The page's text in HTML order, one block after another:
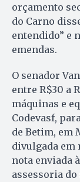
orçamento
do Carno
entendido” e
emendas.
O senador
entre R$30 a
máquinas e
Codevasf,
de Betim, em
divulgada em
nota enviada
assessoria do